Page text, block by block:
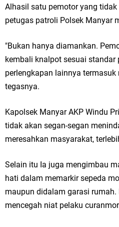
Jakarta
dan Ibu Hamil Narasi
Karang Taruna Gresik Perkuat
Islamic Center
Nila Yani Apresiasi Launching
Takmir Masjid KH Robbach Ma’sum
Alhasil satu pemotor yang
petugas patroli Polsek Manyar
"Bukan hanya diamankan.
kembali knalpot sesuai standar
perlengkapan lainnya termasuk
tegasnya.
Kapolsek Manyar AKP Windu
tidak akan segan-segan
meresahkan masyarakat,
Selain itu Ia juga mengimbau
hati dalam memarkir sepeda
maupun didalam garasi rumah.
mencegah niat pelaku